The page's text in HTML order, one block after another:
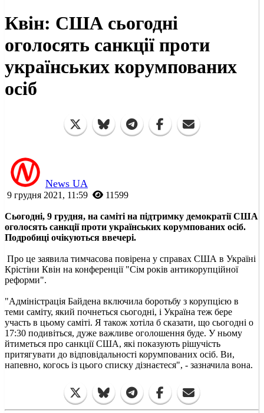
Квін: США сьогодні
оголосять санкції проти
українських корумпованих
осіб
News UA
9 грудня 2021, 11:59 11599
Сьогодні, 9 грудня, на саміті на підтримку демократії США
оголосять санкції проти українських корумпованих осіб.
Подробиці очікуються ввечері.
Про це заявила тимчасова повірена у справах США в Україні
Крістіни Квін на конференції "Сім років антикорупційної
реформи".
"Адміністрація Байдена включила боротьбу з корупцією в
теми саміту, який почнеться сьогодні, і Україна теж бере
участь в цьому саміті. Я також хотіла б сказати, що сьогодні о
17:30 подивіться, дуже важливе оголошення буде. У ньому
йтиметься про санкції США, які показують рішучість
притягувати до відповідальності корумпованих осіб. Ви,
напевно, когось із цього списку дізнаєтеся", - зазначила вона.